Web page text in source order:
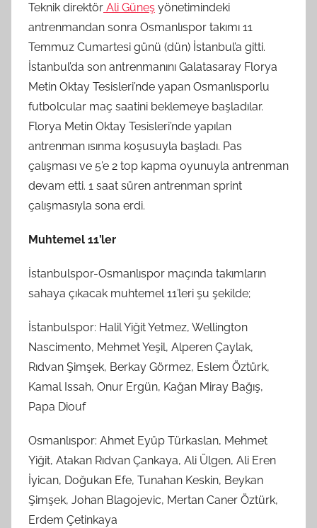
Teknik direktör Ali Güneş yönetimindeki
antrenmandan sonra Osmanlıspor takımı 11
Temmuz Cumartesi günü (dün) İstanbul’a gitti.
İstanbul’da son antrenmanını Galatasaray Florya
Metin Oktay Tesisleri’nde yapan Osmanlısporlu
futbolcular maç saatini beklemeye başladılar.
Florya Metin Oktay Tesisleri’nde yapılan
antrenman ısınma koşusuyla başladı. Pas
çalışması ve 5’e 2 top kapma oyunuyla antrenman
devam etti. 1 saat süren antrenman sprint
çalışmasıyla sona erdi.
Muhtemel 11’ler
İstanbulspor-Osmanlıspor maçında takımların
sahaya çıkacak muhtemel 11’leri şu şekilde;
İstanbulspor: Halil Yiğit Yetmez, Wellington
Nascimento, Mehmet Yeşil, Alperen Çaylak,
Rıdvan Şimşek, Berkay Görmez, Eslem Öztürk,
Kamal Issah, Onur Ergün, Kağan Miray Bağış,
Papa Diouf
Osmanlıspor: Ahmet Eyüp Türkaslan, Mehmet
Yiğit, Atakan Rıdvan Çankaya, Ali Ülgen, Ali Eren
İyican, Doğukan Efe, Tunahan Keskin, Beykan
Şimşek, Johan Blagojevic, Mertan Caner Öztürk,
Erdem Çetinkaya